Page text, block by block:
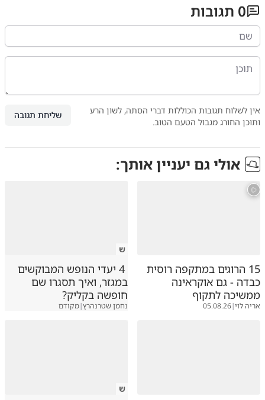
0 תגובות
אין לשלוח תגובות הכוללות דברי הסתה, לשון הרע
ותוכן החורג מגבול הטעם הטוב.
שליחת תגובה
אולי גם יעניין אותך:
15 הרוגים במתקפה רוסית
כבדה - גם אוקראינה
ממשיכה לתקוף
אריה לוי|
05.08.26
ש
4 יעדי הנופש המבוקשים
במגזר, ואיך תסגרו שם
חופשה בקליק?
נחמן שטרנהרץ|מקודם
ש